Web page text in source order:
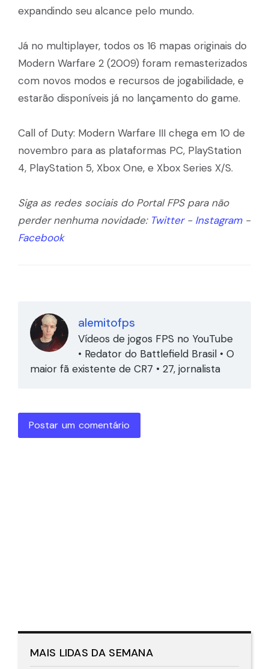
expandindo seu alcance pelo mundo.
Já no multiplayer, todos os 16 mapas originais do
Modern Warfare 2 (2009) foram remasterizados
com novos modos e recursos de jogabilidade, e
estarão disponíveis já no lançamento do game.
Call of Duty: Modern Warfare III chega em 10 de
novembro para as plataformas PC, PlayStation
4, PlayStation 5, Xbox One, e Xbox Series X/S.
Siga as redes sociais do Portal FPS para não
perder nenhuma novidade: Twitter- Instagram-
Facebook
alemitofps
Vídeos de jogos FPS no YouTube
• Redator do Battlefield Brasil • O
maior fã existente de CR7 • 27, jornalista
Postar um comentário
MAIS LIDAS DA SEMANA